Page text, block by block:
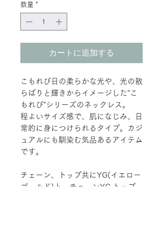
数量 *
カートに追加する
こもれび日の柔らかな光や、光の散
らばりと輝きからイメージした"こ
もれび"シリーズのネックレス。
程よいサイズ感で、肌になじみ、日
常的に身につけられるタイプ。カジ
ュアルにも馴染む気品あるアイテム
です。
チェーン、トップ共にYG(イエロー
ゴールド)と、チェーンYG,トップ